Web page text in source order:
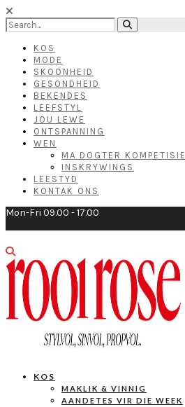
KOS
MODE
SKOONHEID
GESONDHEID
BEKENDES
LEEFSTYL
JOU LEWE
ONTSPANNING
WEN
MA DOGTER KOMPETISIE
INSKRYWINGS
LEESTYD
KONTAK ONS
Mon-Fri 09.00 - 17.00
KOS
MAKLIK & VINNIG
AANDETES VIR DIE WEEK